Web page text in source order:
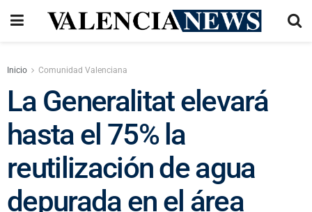
Inicio Comunidad Valenciana
La Generalitat elevará
hasta el 75% la
reutilización de agua
depurada en el área